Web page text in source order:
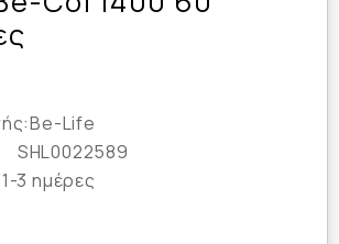
Be-Life
SHL0022589
3 ημέρες